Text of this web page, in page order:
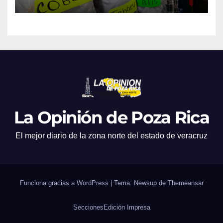
La Opinión de Poza Rica
El mejor diario de la zona norte del estado de veracruz
Funciona gracias a WordPress Tema: Newsup de Themeansar
Secciones Edición Impresa